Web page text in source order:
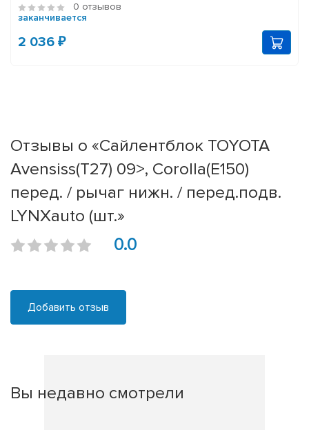
0 отзывов
заканчивается
2 036 ₽
Отзывы о «Сайлентблок TOYOTA
Avensiss(T27) 09>, Corolla(E150)
перед. / рычаг нижн. / перед.подв.
LYNXauto (шт.»
0.0
Добавить отзыв
Вы недавно смотрели